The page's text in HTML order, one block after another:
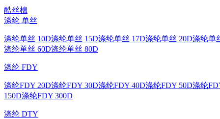
酷丝棉
涤纶 单丝
涤纶单丝 10D涤纶单丝 15D涤纶单丝 17D涤纶单丝 20D涤纶单
涤纶单丝 60D涤纶单丝 80D
涤纶 FDY
涤纶FDY 20D涤纶FDY 30D涤纶FDY 40D涤纶FDY 50D涤纶
150D涤纶FDY 300D
涤纶 DTY